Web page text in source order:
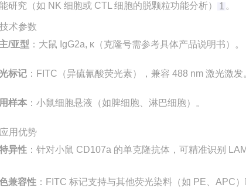
研究（如 NK 细胞或 CTL 细胞的脱颗粒功能分析）‌
1 。
技术参数
/亚型 ‌：大鼠 IgG2a, κ（克隆号需参考具体产品说明书）。
标记 ：FITC（异硫氰酸荧光素），兼容 488 nm 激光激发
样本 ‌：小鼠细胞悬液（如脾细胞、淋巴细胞）。
应用优势
异性 ：针对小鼠 CD107a 的单克隆抗体，可精准识别
兼容性 ：FITC 标记支持与其他荧光染料（如 PE、APC